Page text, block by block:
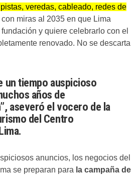
veredas, cableado, redes de
con miras al 2035 en que Lima
y quiere celebrarlo con el
renovado. No se descarta
un tiempo auspicioso
años de
aseveró el vocero de la
del Centro
anuncios, los negocios del
se preparan para la campaña de